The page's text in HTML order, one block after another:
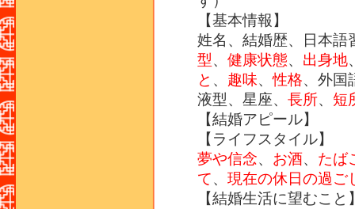
【基本情報】
姓名、結婚歴、日本語
型、 健康状態、 出身地
と 、 趣味、性格、外国
液型、星座、 長所、 短
【結婚アピール】
【ライフスタイル】
夢や信念、 お酒、 たば
て、 現在の休日の過ご
【結婚生活に望むこと